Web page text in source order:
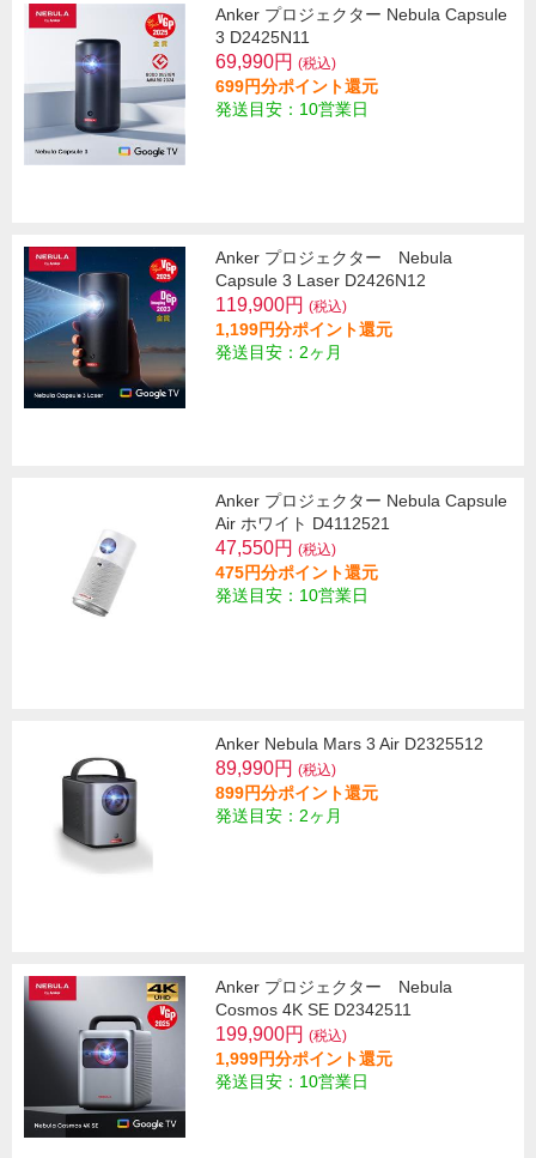
Anker プロジェクター Nebula Capsule
3 D2425N11
69,990円 (税込)
699円分ポイント還元
発送目安：10営業日
Anker プロジェクター Nebula
Capsule 3 Laser D2426N12
119,900円 (税込)
1,199円分ポイント還元
発送目安：2ヶ月
Anker プロジェクター Nebula Capsule
Air ホワイト D4112521
47,550円 (税込)
475円分ポイント還元
発送目安：10営業日
Anker Nebula Mars 3 Air D2325512
89,990円 (税込)
899円分ポイント還元
発送目安：2ヶ月
Anker プロジェクター Nebula
Cosmos 4K SE D2342511
199,900円 (税込)
1,999円分ポイント還元
発送目安：10営業日